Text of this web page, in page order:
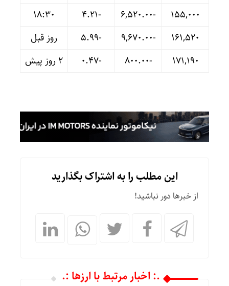
۱۵۵,۰۰۰
-۶,۵۲۰.۰۰ -۴.۲۱
18:30
۱۶۱,۵۲۰
-۹,۶۷۰.۰۰ -۵.۹۹
روز قبل
۱۷۱,۱۹۰
-۸۰۰.۰۰ -۰.۴۷ ۲ روز پیش
این مطلب را به اشتراک بگذارید
از خبرها دور نباشید!
.: اخبار مرتبط با ارزها :.